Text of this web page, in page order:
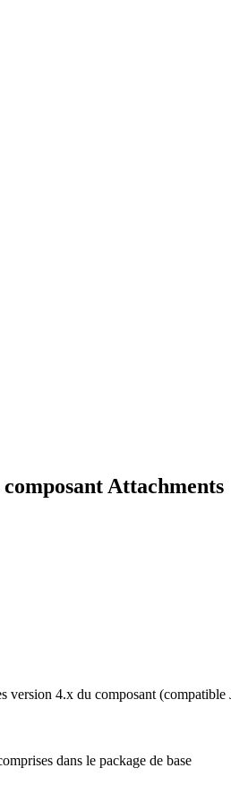
Attachments
version 4.x du composant
dans le package de base